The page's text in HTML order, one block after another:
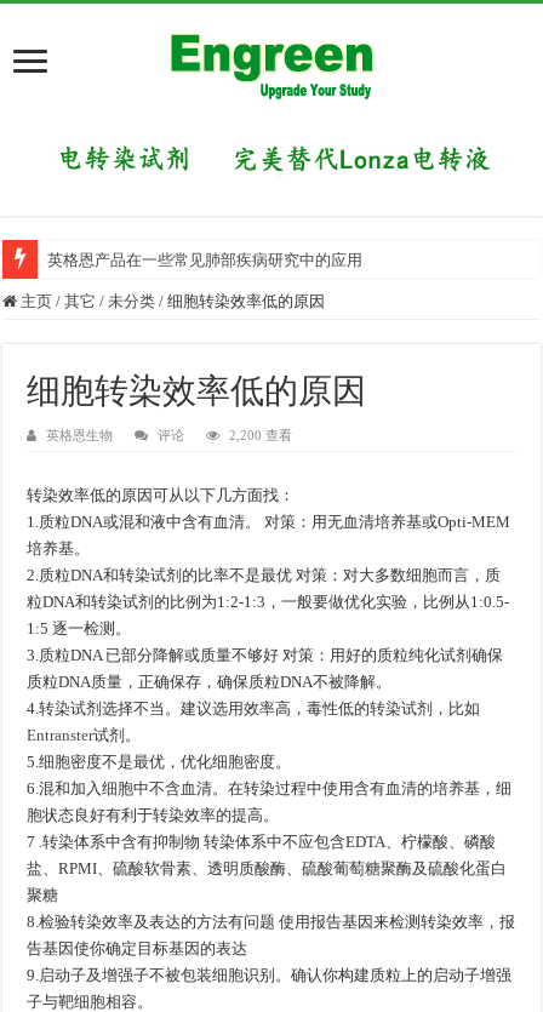
英格恩产品在一些常见肺部疾病研究中的应用
主页 / 其它 / 未分类 / 细胞转染效率低的原因
细胞转染效率低的原因
英格恩生物 评论 2,200 查看
转染效率低的原因可从以下几方面找：
1.质粒DNA或混和液中含有血清。 对策：用无血清培养基或Opti-MEM
培养基。
2.质粒DNA和转染试剂的比率不是最优 对策：对大多数细胞而言，质
粒DNA和转染试剂的比例为1:2-1:3，一般要做优化实验，比例从1:0.5-
1:5 逐一检测。
3.质粒DNA 已部分降解或质量不够好 对策：用好的质粒纯化试剂确保
质粒DNA质量，正确保存，确保质粒DNA不被降解。
4.转染试剂选择不当。建议选用效率高，毒性低的转染试剂，比如
Entranster试剂。
5.细胞密度不是最优，优化细胞密度。
6.混和加入细胞中不含血清。在转染过程中使用含有血清的培养基，细
胞状态良好有利于转染效率的提高。
7 .转染体系中含有抑制物 转染体系中不应包含EDTA、柠檬酸、磷酸
盐、RPMI、硫酸软骨素、透明质酸酶、硫酸葡萄糖聚酶及硫酸化蛋白
聚糖
8.检验转染效率及表达的方法有问题 使用报告基因来检测转染效率，报
告基因使你确定目标基因的表达
9.启动子及增强子不被包装细胞识别。确认你构建质粒上的启动子增强
子与靶细胞相容。